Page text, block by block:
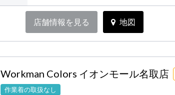
店舗情報を見る 地図
Workman Colors イオンモール名取店
作業着の取扱なし